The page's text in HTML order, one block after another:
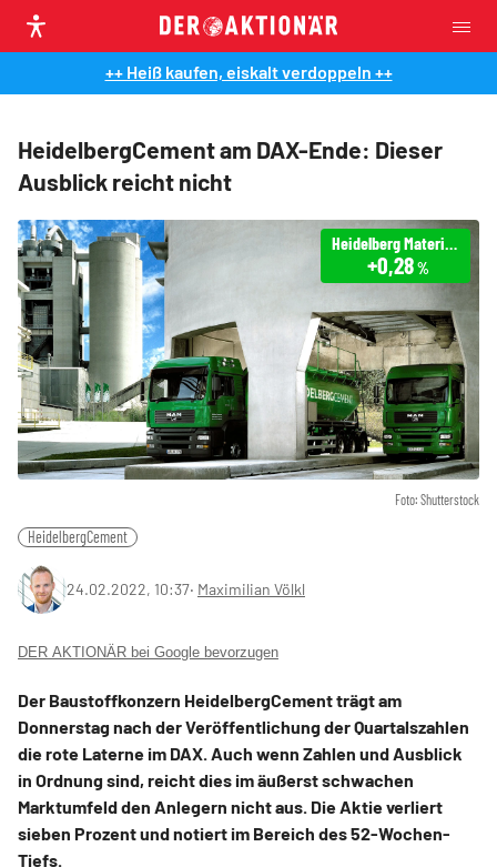
++ Heiß kaufen, eiskalt verdoppeln ++
HeidelbergCement am DAX-Ende: Dieser
Ausblick reicht nicht
Foto: Shutterstock
Heidelberg Materials
+0,28 %
HeidelbergCement
24.02.2022, 10:37‧ Maximilian Völkl
DER AKTIONÄR bei Google bevorzugen
Der Baustoffkonzern HeidelbergCement trägt am
Donnerstag nach der Veröffentlichung der Quartalszahlen
die rote Laterne im DAX. Auch wenn Zahlen und Ausblick
in Ordnung sind, reicht dies im äußerst schwachen
Marktumfeld den Anlegern nicht aus. Die Aktie verliert
sieben Prozent und notiert im Bereich des 52-Wochen-
Tiefs.